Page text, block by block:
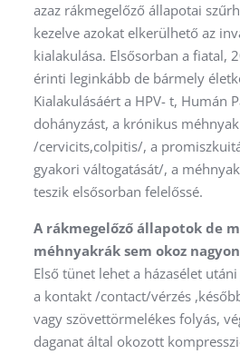
azaz rákmegelőző állapotai
kezelve azokat elkerülhető az
kialakulása. Elsősorban a fiatal,
érinti leginkább de bármely
Kialakulásáért a HPV- t, Humán
dohányzást, a krónikus
/cervicits,colpitis/, a
gyakori váltogatását/, a
teszik elsősorban felelőssé.
A rákmegelőző állapotok de
méhnyakrák sem okoz
Első tünet lehet a házasélet
a kontakt /contact/vérzés
vagy szövettörmelékes folyás,
daganat által okozott